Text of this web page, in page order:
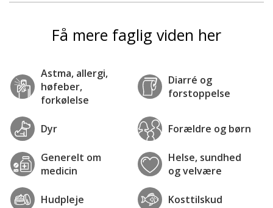
Få mere faglig viden her
Astma, allergi,
høfeber,
forkølelse
Diarré og
forstoppelse
Dyr Forældre og børn
Generelt om
medicin
Helse, sundhed
og velvære
Hudpleje Kosttilskud